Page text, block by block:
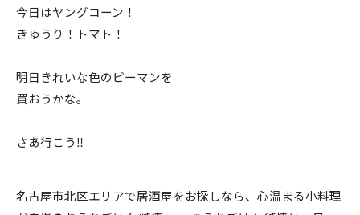
今日はヤングコーン！
きゅうり！トマト！
明日きれいな色のピーマンを
買おうかな。
さあ行こう‼️
名古屋市北区エリアで居酒屋をお探しなら、心温まる小料理